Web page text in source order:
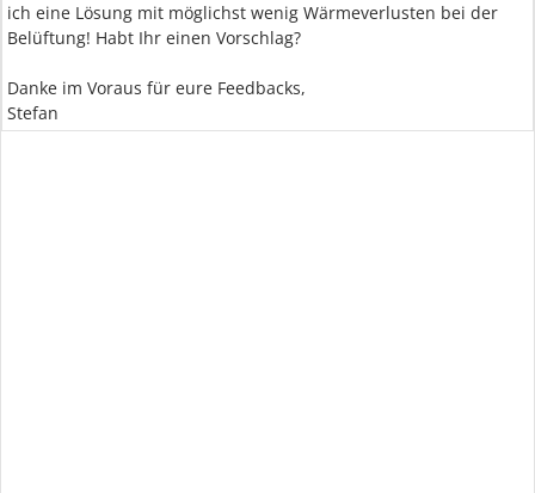
ich eine Lösung mit möglichst wenig Wärmeverlusten bei der
Belüftung! Habt Ihr einen Vorschlag?
Danke im Voraus für eure Feedbacks,
Stefan